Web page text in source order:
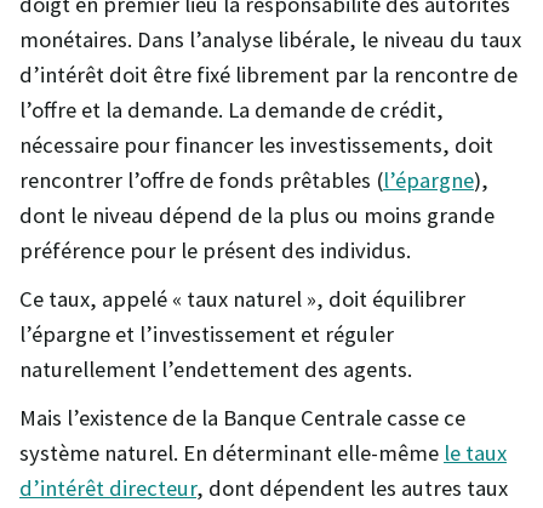
monétaires. Dans l’analyse libérale, le niveau du taux
d’intérêt doit être fixé librement par la rencontre de
l’offre et la demande. La demande de crédit,
nécessaire pour financer les investissements, doit
rencontrer l’offre de fonds prêtables (l’épargne),
dont le niveau dépend de la plus ou moins grande
préférence pour le présent des individus.
Ce taux, appelé « taux naturel », doit équilibrer
l’épargne et l’investissement et réguler
naturellement l’endettement des agents.
Mais l’existence de la Banque Centrale casse ce
système naturel. En déterminant elle-même le taux
d’intérêt directeur, dont dépendent les autres taux